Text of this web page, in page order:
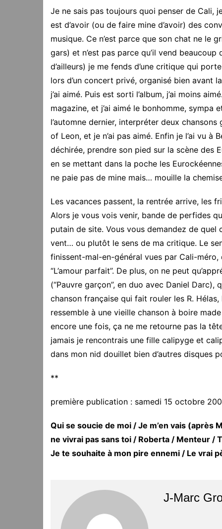
Je ne sais pas toujours quoi penser de Cali,
est d’avoir (ou de faire mine d’avoir) des
musique. Ce n’est parce que son chat ne le
gars) et n’est pas parce qu’il vend
d’ailleurs) je me fends d’une critique qui
lors d’un concert privé, organisé bien avant
j’ai aimé. Puis est sorti l’album, j’ai moins
magazine, et j’ai aimé le bonhomme, sympa
l’automne dernier, interpréter deux
of Leon, et je n’ai pas aimé. Enfin je l’ai vu
déchirée, prendre son pied sur la scène des
en se mettant dans la poche les
ne paie pas de mine mais… mouille la
Les vacances passent, la rentrée arrive, les
Alors je vous vois venir, bande de perfides
putain de site. Vous vous demandez de
vent… ou plutôt le sens de ma critique. Le
finissent-mal-en-général vues par Cali-
“L’amour parfait”. De plus, on ne peut
(“Pauvre garçon”, en duo avec Daniel
chanson française qui fait rouler les R.
ressemble à une vieille chanson à boire
encore une fois, ça ne me retourne pas la
jamais je rencontrais une fille calipyge et
dans mon nid douillet bien d’autres disques
**
première publication : samedi 15 octobre
Qui se soucie de moi / Je m’en vais (après
ne vivrai pas sans toi / Roberta / Menteur /
Je te souhaite à mon pire ennemi / Le vrai
J-Marc